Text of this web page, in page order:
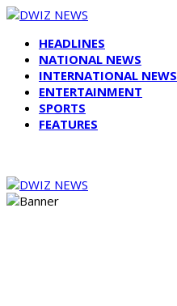
HEADLINES
NATIONAL NEWS
INTERNATIONAL NEWS
ENTERTAINMENT
SPORTS
FEATURES